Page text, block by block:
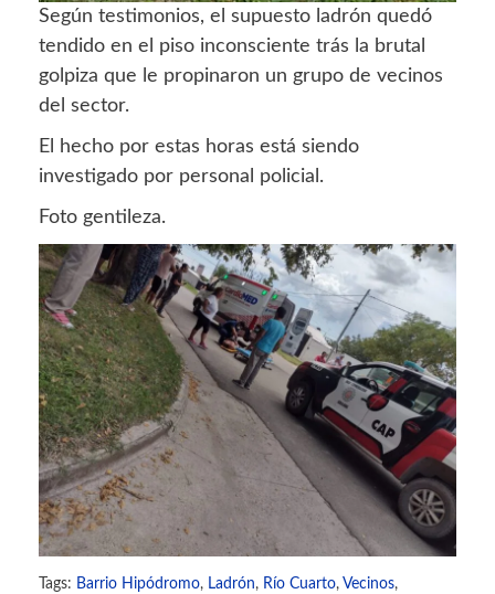
Según testimonios, el supuesto ladrón quedó
tendido en el piso inconsciente trás la brutal
golpiza que le propinaron un grupo de vecinos
del sector.
El hecho por estas horas está siendo
investigado por personal policial.
Foto gentileza.
Tags: Barrio Hipódromo, Ladrón, Río Cuarto, Vecinos,